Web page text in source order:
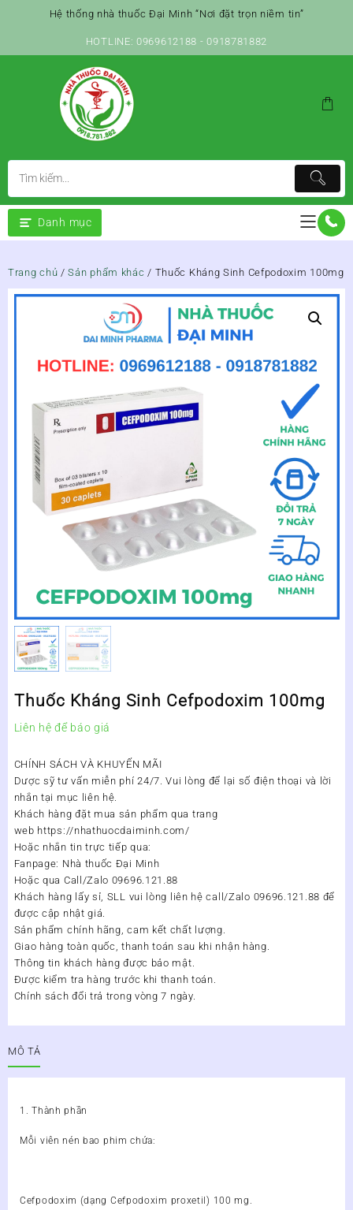
Hệ thống nhà thuốc Đại Minh “Nơi đặt trọn niềm tin”
HOTLINE: 0969612188 - 0918781882
Danh mục
Trang chủ /Sản phẩm khác / Thuốc Kháng Sinh Cefpodoxim 100mg
Thuốc Kháng Sinh Cefpodoxim 100mg
Liên hệ để báo giá
CHÍNH SÁCH VÀ KHUYẾN MÃI
Dược sỹ tư vấn miễn phí 24/7. Vui lòng để lại số điện thoại và lời
nhắn tại mục liên hệ.
Khách hàng đặt mua sản phẩm qua trang
web https://nhathuocdaiminh.com/
Hoặc nhắn tin trực tiếp qua:
Fanpage: Nhà thuốc Đại Minh
Hoặc qua Call/Zalo 09696.121.88
Khách hàng lấy sỉ, SLL vui lòng liên hệ call/Zalo 09696.121.88 để
được cập nhật giá.
Sản phẩm chính hãng, cam kết chất lượng.
Giao hàng toàn quốc, thanh toán sau khi nhận hàng.
Thông tin khách hàng được bảo mật.
Được kiểm tra hàng trước khi thanh toán.
Chính sách đổi trả trong vòng 7 ngày.
MÔ TẢ
1. Thành phần
Mỗi viên nén bao phim chứa:
Cefpodoxim (dạng Cefpodoxim proxetil) 100 mg.